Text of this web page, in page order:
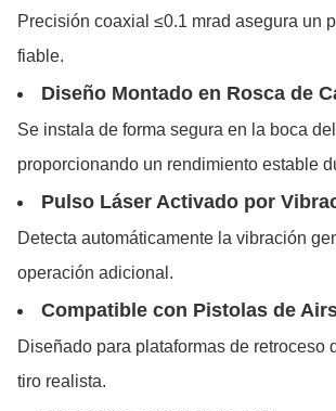
Precisión coaxial ≤0.1 mrad asegura un
fiable.
Diseño Montado en Rosca de
Se instala de forma segura en la boca
proporcionando un rendimiento estable
Pulso Láser Activado por
Detecta automáticamente la vibración
operación adicional.
Compatible con Pistolas de
Diseñado para plataformas de
tiro realista.